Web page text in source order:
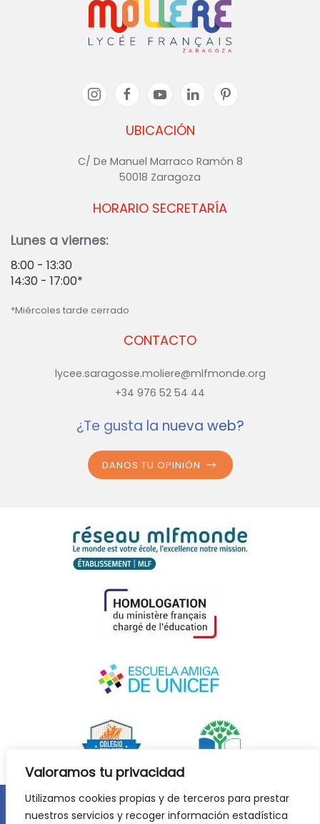
Valoramos tu privacidad
Utilizamos cookies propias y de terceros para prestar
nuestros servicios y recoger información estadística
UBICACIÓN
C/ De Manuel Marraco Ramón 8
50018 Zaragoza
CONTACTO
lycee.saragosse.moliere@mlfmonde.org
+34 976 52 54 44
HORARIO SECRETARÍA
Lunes a viernes:
8:00 - 13:30
14:30 - 17:00*
*Miércoles tarde cerrado
¿Te gusta la nueva web?
DANOS TU OPINIÓN